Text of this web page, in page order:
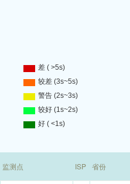
监测点 ISP 省份